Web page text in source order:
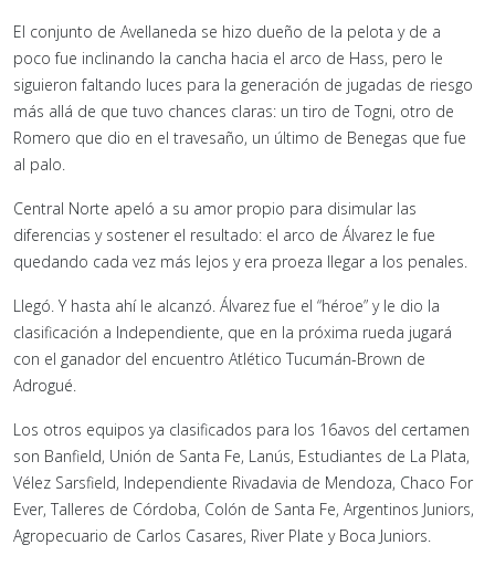
El conjunto de Avellaneda se hizo dueño de la pelota y de a
poco fue inclinando la cancha hacia el arco de Hass, pero le
siguieron faltando luces para la generación de jugadas de riesgo
más allá de que tuvo chances claras: un tiro de Togni, otro de
Romero que dio en el travesaño, un último de Benegas que fue
al palo.
Central Norte apeló a su amor propio para disimular las
diferencias y sostener el resultado: el arco de Álvarez le fue
quedando cada vez más lejos y era proeza llegar a los penales.
Llegó. Y hasta ahí le alcanzó. Álvarez fue el “héroe” y le dio la
clasificación a Independiente, que en la próxima rueda jugará
con el ganador del encuentro Atlético Tucumán-Brown de
Adrogué.
Los otros equipos ya clasificados para los 16avos del certamen
son Banfield, Unión de Santa Fe, Lanús, Estudiantes de La Plata,
Vélez Sarsfield, Independiente Rivadavia de Mendoza, Chaco For
Ever, Talleres de Córdoba, Colón de Santa Fe, Argentinos Juniors,
Agropecuario de Carlos Casares, River Plate y Boca Juniors.